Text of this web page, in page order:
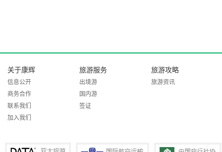
关于康辉
信息公开
商务合作
联系我们
加入我们
旅游服务
出境游
国内游
签证
旅游攻略
旅游资讯